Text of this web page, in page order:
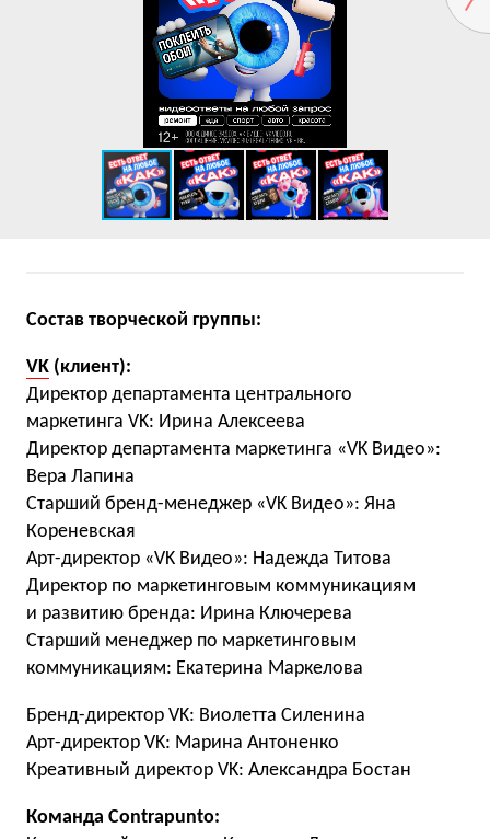
Состав творческой группы:
VK (клиент):
Директор департамента центрального
маркетинга VK: Ирина Алексеева
Директор департамента маркетинга «VK Видео»:
Вера Лапина
Старший бренд-менеджер «VK Видео»: Яна
Кореневская
Арт-директор «VK Видео»: Надежда Титова
Директор по маркетинговым коммуникациям
и развитию бренда: Ирина Ключерева
Старший менеджер по маркетинговым
коммуникациям: Екатерина Маркелова
Бренд-директор VK: Виолетта Силенина
Арт-директор VK: Марина Антоненко
Креативный директор VK: Александра Бостан
Команда Contrapunto: